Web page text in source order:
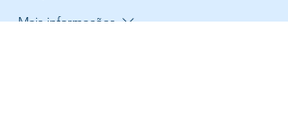
Mais informações